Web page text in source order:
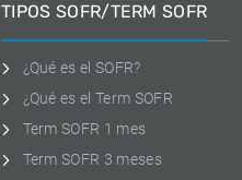
TIPOS SOFR/TERM SOFR
¿Qué es el SOFR?
¿Qué es el Term SOFR
Term SOFR 1 mes
Term SOFR 3 meses